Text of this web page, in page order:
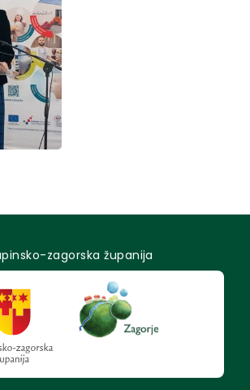
zagorska županija